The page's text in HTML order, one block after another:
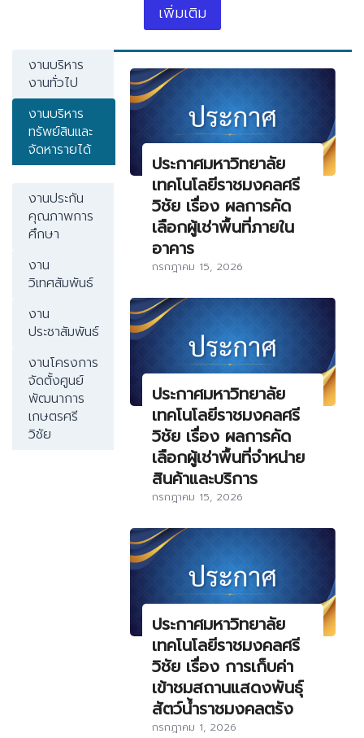
เพิ่มเติม
งานบริหาร
งานทั่วไป
งานบริหาร
ทรัพย์สินและ
จัดหารายได้
งานประกัน
คุณภาพการ
ศึกษา
งาน
วิเทศสัมพันธ์
งาน
ประชาสัมพันธ์
งานโครงการ
จัดตั้งศูนย์
พัฒนาการ
เกษตรศรี
วิชัย
ประกาศมหาวิทยาลัย
เทคโนโลยีราชมงคลศรี
วิชัย เรื่อง ผลการคัด
เลือกผู้เช่าพื้นที่ภายใน
อาคาร
กรกฎาคม 15, 2026
ประกาศมหาวิทยาลัย
เทคโนโลยีราชมงคลศรี
วิชัย เรื่อง ผลการคัด
เลือกผู้เช่าพื้นที่จำหน่าย
สินค้าและบริการ
กรกฎาคม 15, 2026
ประกาศมหาวิทยาลัย
เทคโนโลยีราชมงคลศรี
วิชัย เรื่อง การเก็บค่า
เข้าชมสถานแสดงพันธุ์
สัตว์น้ำราชมงคลตรัง
กรกฎาคม 1, 2026